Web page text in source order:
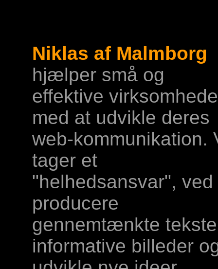
Niklas af Malmborg
hjælper små og
effektive
med at udvikle deres
web-kommunikation.
tager et
"helhedsansvar", ved
producere
gennemtænkte
informative billeder